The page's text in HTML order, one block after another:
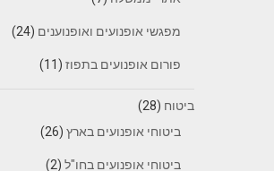
מפגשי אופנועים ואופנוענים (24)
פורום אופנועים בתפוז(11)
ביטוח (28)
ביטוחי אופנועים בארץ(26)
ביטוחי אופנועים בחו"ל(2)